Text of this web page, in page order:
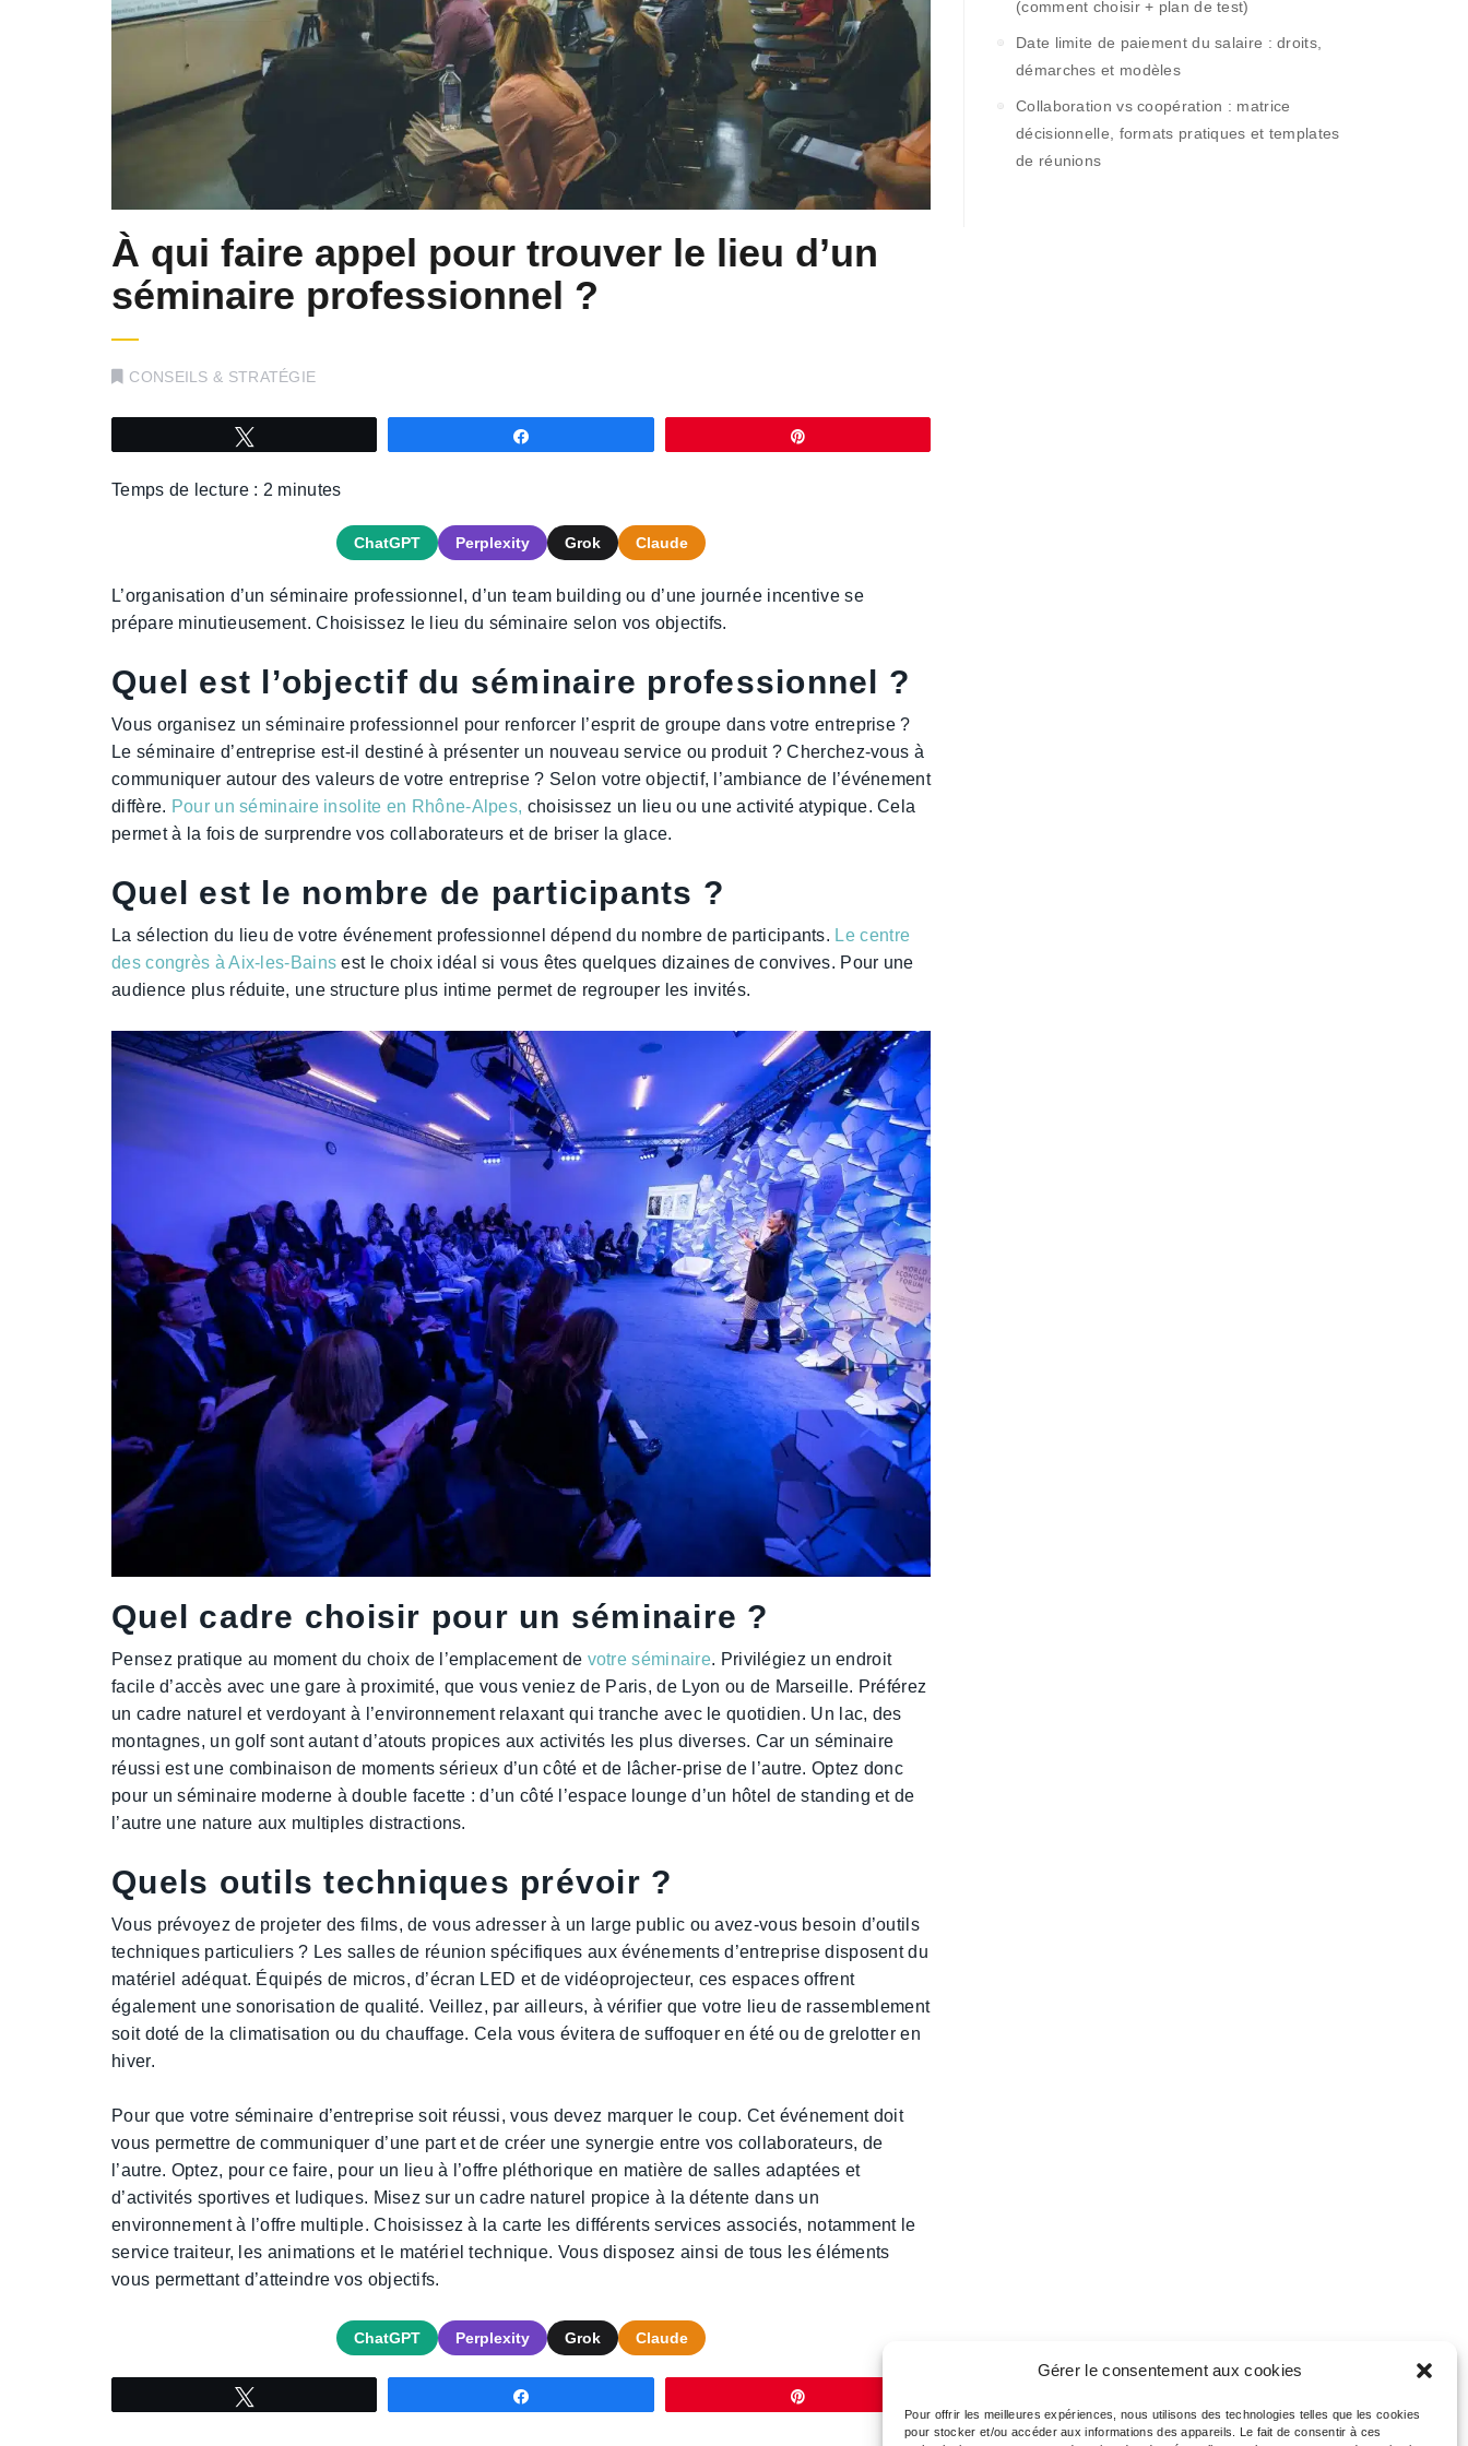
Gérer le consentement aux cookies
Pour offrir les meilleures expériences, nous utilisons des technologies telles que les cookies
pour stocker et/ou accéder aux informations des appareils. Le fait de consentir à ces
À qui faire appel pour trouver le lieu d’un
séminaire professionnel ?
CONSEILS & STRATÉGIE
Temps de lecture : 2 minutes
ChatGPT Perplexity Grok Claude
L’organisation d’un séminaire professionnel, d’un team building ou d’une journée incentive se
prépare minutieusement. Choisissez le lieu du séminaire selon vos objectifs.
Quel est l’objectif du séminaire professionnel ?
Vous organisez un séminaire professionnel pour renforcer l’esprit de groupe dans votre entreprise ?
Le séminaire d’entreprise est-il destiné à présenter un nouveau service ou produit ? Cherchez-vous à
communiquer autour des valeurs de votre entreprise ? Selon votre objectif, l’ambiance de l’événement
diffère. Pour un séminaire insolite en Rhône-Alpes, choisissez un lieu ou une activité atypique. Cela
permet à la fois de surprendre vos collaborateurs et de briser la glace.
Quel est le nombre de participants ?
La sélection du lieu de votre événement professionnel dépend du nombre de participants. Le centre
des congrès à Aix-les-Bains est le choix idéal si vous êtes quelques dizaines de convives. Pour une
audience plus réduite, une structure plus intime permet de regrouper les invités.
Quel cadre choisir pour un séminaire ?
Pensez pratique au moment du choix de l’emplacement de votre séminaire. Privilégiez un endroit
facile d’accès avec une gare à proximité, que vous veniez de Paris, de Lyon ou de Marseille. Préférez
un cadre naturel et verdoyant à l’environnement relaxant qui tranche avec le quotidien. Un lac, des
montagnes, un golf sont autant d’atouts propices aux activités les plus diverses. Car un séminaire
réussi est une combinaison de moments sérieux d’un côté et de lâcher-prise de l’autre. Optez donc
pour un séminaire moderne à double facette : d’un côté l’espace lounge d’un hôtel de standing et de
l’autre une nature aux multiples distractions.
Quels outils techniques prévoir ?
Vous prévoyez de projeter des films, de vous adresser à un large public ou avez-vous besoin d’outils
techniques particuliers ? Les salles de réunion spécifiques aux événements d’entreprise disposent du
matériel adéquat. Équipés de micros, d’écran LED et de vidéoprojecteur, ces espaces offrent
également une sonorisation de qualité. Veillez, par ailleurs, à vérifier que votre lieu de rassemblement
soit doté de la climatisation ou du chauffage. Cela vous évitera de suffoquer en été ou de grelotter en
hiver.
Pour que votre séminaire d’entreprise soit réussi, vous devez marquer le coup. Cet événement doit
vous permettre de communiquer d’une part et de créer une synergie entre vos collaborateurs, de
l’autre. Optez, pour ce faire, pour un lieu à l’offre pléthorique en matière de salles adaptées et
d’activités sportives et ludiques. Misez sur un cadre naturel propice à la détente dans un
environnement à l’offre multiple. Choisissez à la carte les différents services associés, notamment le
service traiteur, les animations et le matériel technique. Vous disposez ainsi de tous les éléments
vous permettant d’atteindre vos objectifs.
ChatGPT Perplexity Grok Claude
(comment choisir + plan de test)
Date limite de paiement du salaire : droits,
démarches et modèles
Collaboration vs coopération : matrice
décisionnelle, formats pratiques et templates
de réunions